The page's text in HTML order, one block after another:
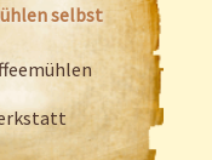
selbst